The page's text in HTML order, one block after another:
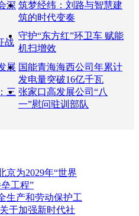
深 筑梦经纬：刘路与智慧建
筑的时代变奏
战
守护“东方红”环卫车 赋能
机扫增效
展 国能青海海西公司年累计
发电量突破16亿千瓦
三 张家口高发展公司“八
一”慰问驻训部队
京为2029年“世界
工程”
生产和劳动保护工
于加强新时代社